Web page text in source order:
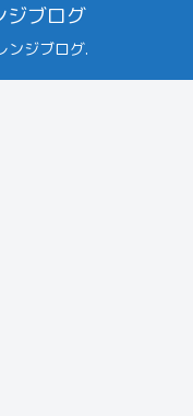
ジブログ
ジブログ.